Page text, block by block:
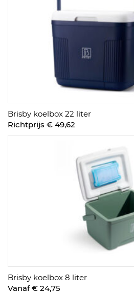
Brisby koelbox 22 liter
Richtprijs € 49,62
Brisby koelbox 8 liter
Vanaf € 24,75